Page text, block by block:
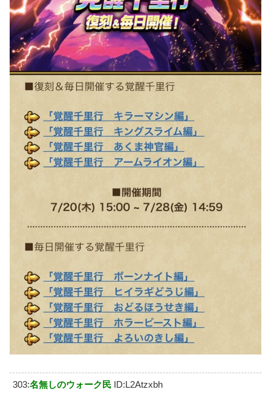
303:名無しのウォーク民 ID:L2Atzxbh